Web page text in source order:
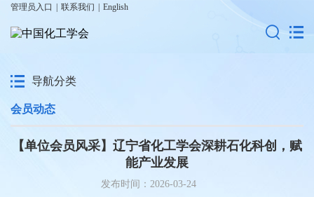
管理员入口 联系我们 English
导航分类
会员动态
【单位会员风采】辽宁省化工学会深耕石化科创，赋
能产业发展
发布时间：2026-03-24